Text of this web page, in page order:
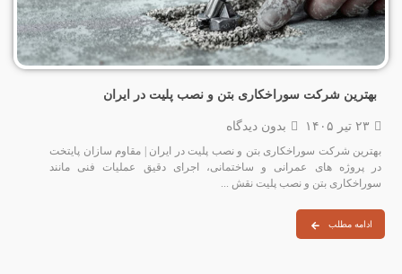
بهترین شرکت سوراخکاری بتن و نصب پلیت در ایران
۲۳ تیر ۱۴۰۵ بدون دیدگاه
بهترین شرکت سوراخکاری بتن و نصب پلیت در ایران | مقاوم سازان پایتخت
در پروژه‌ های عمرانی و ساختمانی، اجرای دقیق عملیات فنی مانند
سوراخکاری بتن و نصب پلیت نقش ...
ادامه مطلب